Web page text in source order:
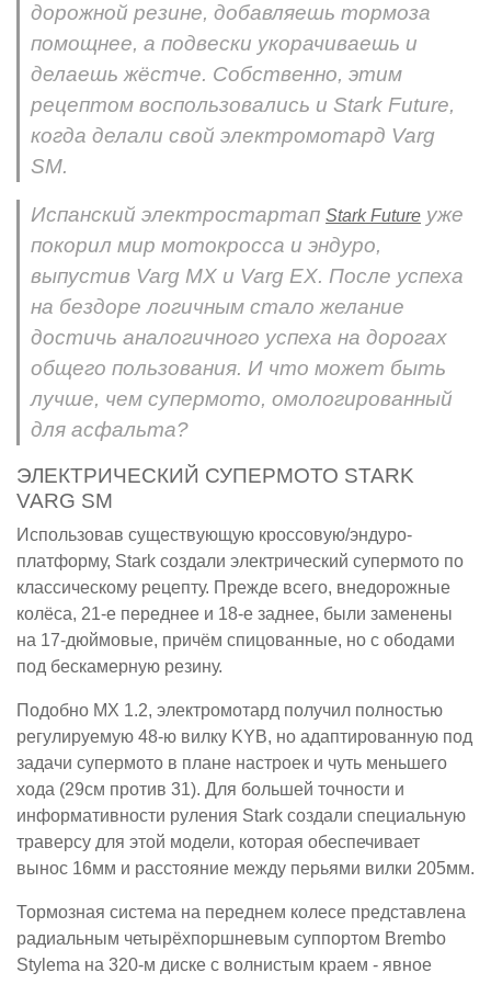
дорожной резине, добавляешь тормоза
помощнее, а подвески укорачиваешь и
делаешь жёстче. Собственно, этим
рецептом воспользовались и Stark Future,
когда делали свой электромотард Varg
SM.
Испанский электростартап Stark Future уже
покорил мир мотокросса и эндуро,
выпустив Varg MX и Varg EX. После успеха
на бездоре логичным стало желание
достичь аналогичного успеха на дорогах
общего пользования. И что может быть
лучше, чем супермото, омологированный
для асфальта?
ЭЛЕКТРИЧЕСКИЙ СУПЕРМОТО STARK
VARG SM
Использовав существующую кроссовую/эндуро-
платформу, Stark создали электрический супермото по
классическому рецепту. Прежде всего, внедорожные
колёса, 21-е переднее и 18-е заднее, были заменены
на 17-дюймовые, причём спицованные, но с ободами
под бескамерную резину.
Подобно MX 1.2, электромотард получил полностью
регулируемую 48-ю вилку KYB, но адаптированную под
задачи супермото в плане настроек и чуть меньшего
хода (29см против 31). Для большей точности и
информативности руления Stark создали специальную
траверсу для этой модели, которая обеспечивает
вынос 16мм и расстояние между перьями вилки 205мм.
Тормозная система на переднем колесе представлена
радиальным четырёхпоршневым суппортом Brembo
Stylema на 320-м диске с волнистым краем - явное